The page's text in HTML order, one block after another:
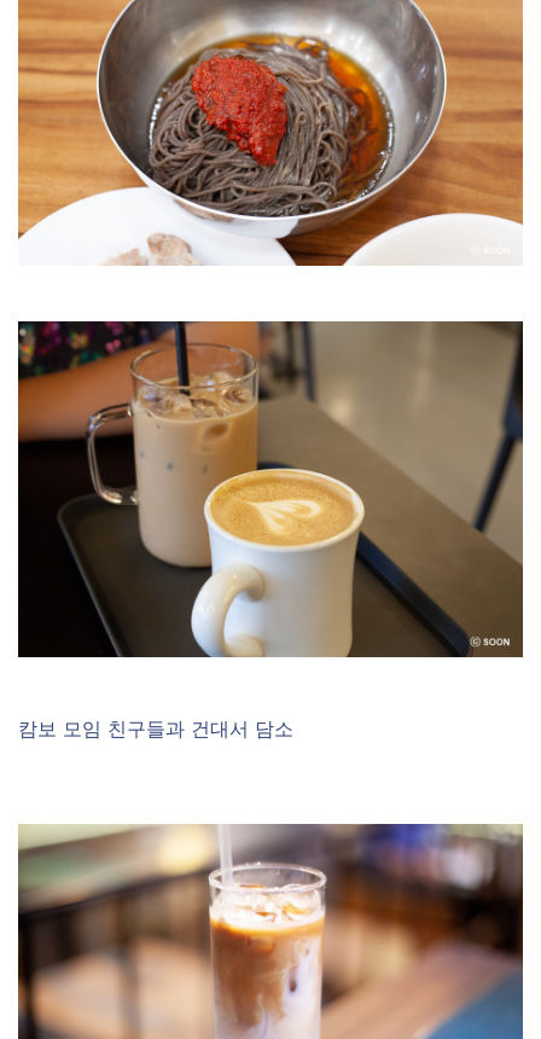
캄보 모임 친구들과 건대서 담소